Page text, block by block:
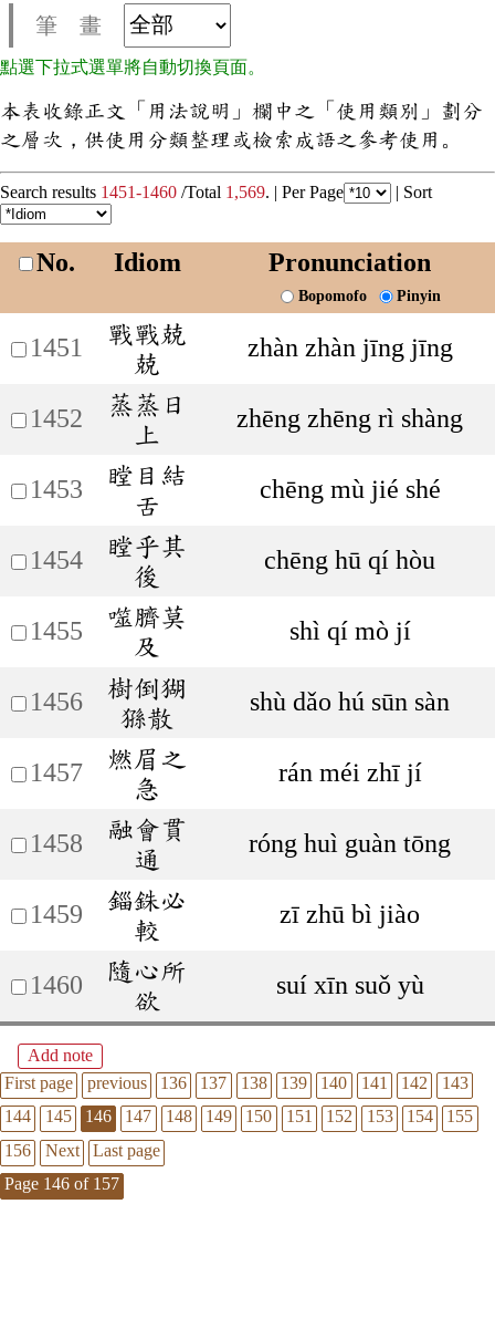
筆 畫
點選下拉式選單將自動切換頁面。
本表收錄正文「用法說明」欄中之「使用類別」劃分
之層次，供使用分類整理或檢索成語之參考使用。
Search results 1451-1460 /Total 1,569. | Per Page | Sort
No. Idiom Pronunciation
Bopomofo Pinyin
1451
戰戰兢
兢
zhàn zhàn jīng jīng
1452
蒸蒸日
上
zhēng zhēng rì shàng
1453
瞠目結
舌
chēng mù jié shé
1454
瞠乎其
後
chēng hū qí hòu
1455
噬臍莫
及
shì qí mò jí
1456
樹倒猢
猻散
shù dǎo hú sūn sàn
1457
燃眉之
急
rán méi zhī jí
1458
融會貫
通
róng huì guàn tōng
1459
錙銖必
較
zī zhū bì jiào
1460
隨心所
欲
suí xīn suǒ yù
Add note
First page
previous 136 137 138 139 140 141 142
143
144
145 146 147 148 149 150 151 152 153 154
155
156
Next
Last page
Page 146 of 157